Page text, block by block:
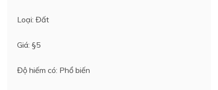
Loại: Đất
Giá: §5
Độ hiếm có: Phổ biến